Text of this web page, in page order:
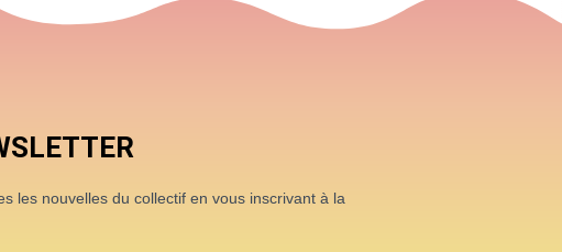
les nouvelles du collectif en vous inscrivant à la